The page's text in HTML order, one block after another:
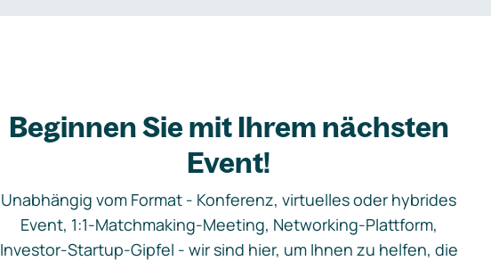
Beginnen Sie mit Ihrem nächsten
Event!
Unabhängig vom Format - Konferenz, virtuelles oder hybrides
Event, 1:1-Matchmaking-Meeting, Networking-Plattform,
Investor-Startup-Gipfel - wir sind hier, um Ihnen zu helfen, die